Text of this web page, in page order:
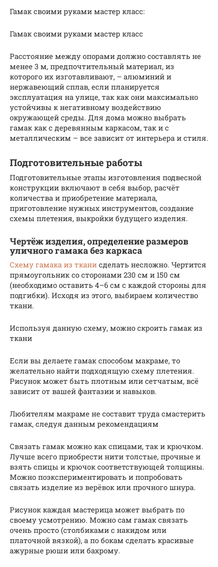
Гамак своими руками мастер класс:
Гамак своими руками мастер класс
Расстояние между опорами должно составлять не
менее 3 м, предпочтительный материал, из
которого их изготавливают, – алюминий и
нержавеющий сплав, если планируется
эксплуатация на улице, так как они максимально
устойчивы к негативному воздействию
окружающей среды. Для дома можно выбрать
гамак как с деревянным каркасом, так и с
металлическим – все зависит от интерьера и стиля.
Подготовительные работы
Подготовительные этапы изготовления подвесной
конструкции включают в себя выбор, расчёт
количества и приобретение материала,
приготовление нужных инструментов, создание
схемы плетения, выкройки будущего изделия.
Чертёж изделия, определение размеров
уличного гамака без каркаса
Схему гамака из ткани сделать несложно. Чертится
прямоугольник со сторонами 230 см и 150 см
(необходимо оставить 4–6 см с каждой стороны для
подгибки). Исходя из этого, выбираем количество
ткани.
Используя данную схему, можно скроить гамак из
ткани
Если вы делаете гамак способом макраме, то
желательно найти подходящую схему плетения.
Рисунок может быть плотным или сетчатым, всё
зависит от вашей фантазии и навыков.
Любителям макраме не составит труда смастерить
гамак, следуя данным рекомендациям
Связать гамак можно как спицами, так и крючком.
Лучше всего приобрести нити толстые, прочные и
взять спицы и крючок соответствующей толщины.
Можно поэкспериментировать и попробовать
связать изделие из верёвок или прочного шнура.
Рисунок каждая мастерица может выбрать по
своему усмотрению. Можно сам гамак связать
очень просто (столбиками с накидом или
платочной вязкой), а по бокам сделать красивые
ажурные рюши или бахрому.